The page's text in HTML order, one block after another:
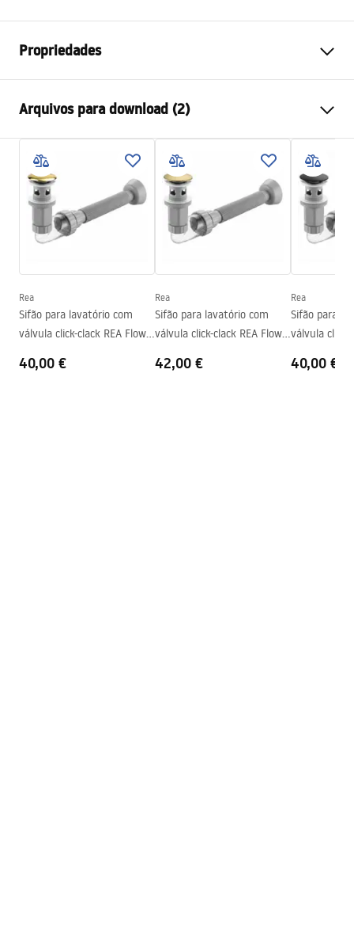
Propriedades
Materiais
Temperado
Acabamento
Brilhante
Comprimento
355
Largura
355
Altura
115mm
Profundidade
95
Furo da bateria
Furo de transbordamento
Não
Arquivos para download (2)
Instruções de montagem
Condições de garantia
Rea
Sifão para lavatório com
válvula click-clack REA Flow
40,00 €
Rea
Sifão para lavatório com
válvula click-clack REA Flow
42,00 €
Rea
Sifão para
válvula click-
40,00 €